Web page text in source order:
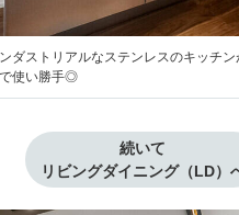
ダストリアルなステンレスのキッチン
使い勝手◎
続いて
リビングダイニング（LD）